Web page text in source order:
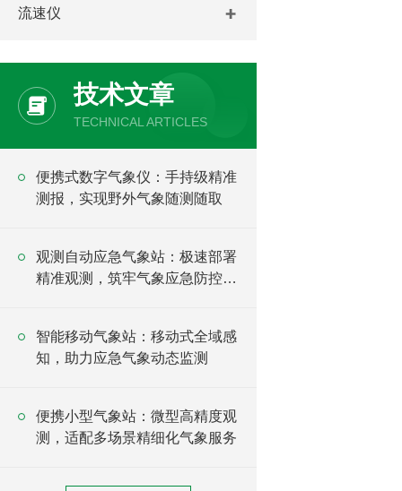
流速仪
技术文章
TECHNICAL ARTICLES
便携式数字气象仪：手持级精准
测报，实现野外气象随测随取
观测自动应急气象站：极速部署
精准观测，筑牢气象应急防控防
智能移动气象站：移动式全域感
知，助力应急气象动态监测
便携小型气象站：微型高精度观
测，适配多场景精细化气象服务